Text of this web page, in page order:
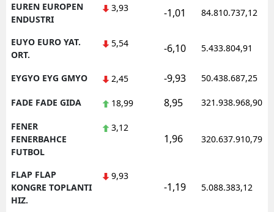
EUREN EUROPEN
ENDUSTRI
3,93 -1,01 84.810.737,12
EUYO EURO YAT.
ORT.
5,54 -6,10 5.433.804,91
EYGYO EYG GMYO 2,45 -9,93 50.438.687,25
FADE FADE GIDA 18,99 8,95 321.938.968,90
FENER
FENERBAHCE
FUTBOL
3,12
1,96 320.637.910,79
FLAP FLAP
KONGRE TOPLANTI
HIZ.
9,93
-1,19 5.088.383,12